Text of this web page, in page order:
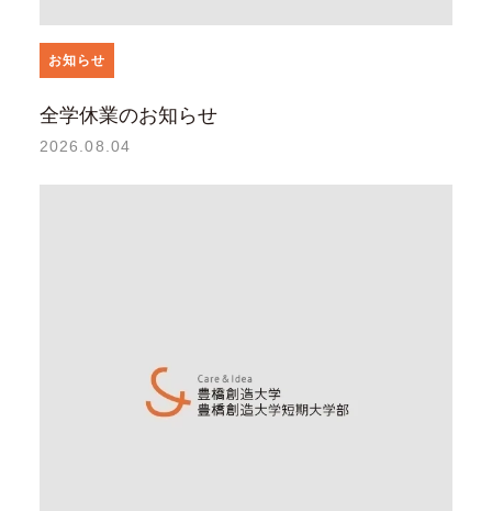
お知らせ
全学休業のお知らせ
2026.08.04